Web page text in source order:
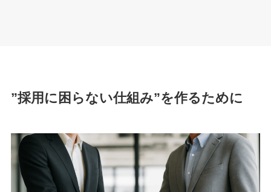
”採用に困らない仕組み”を作るために